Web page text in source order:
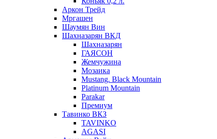
Аркон Трейд
Мргашен
Шаумян Вин
Шахназарян ВКД
Шахназарян
ГАЯСОН
Жемчужина
Мозаика
Mustang. Black Mountain
Platinum Mountain
Parakar
Премиум
Тавинко ВКЗ
TAVINKO
AGASI